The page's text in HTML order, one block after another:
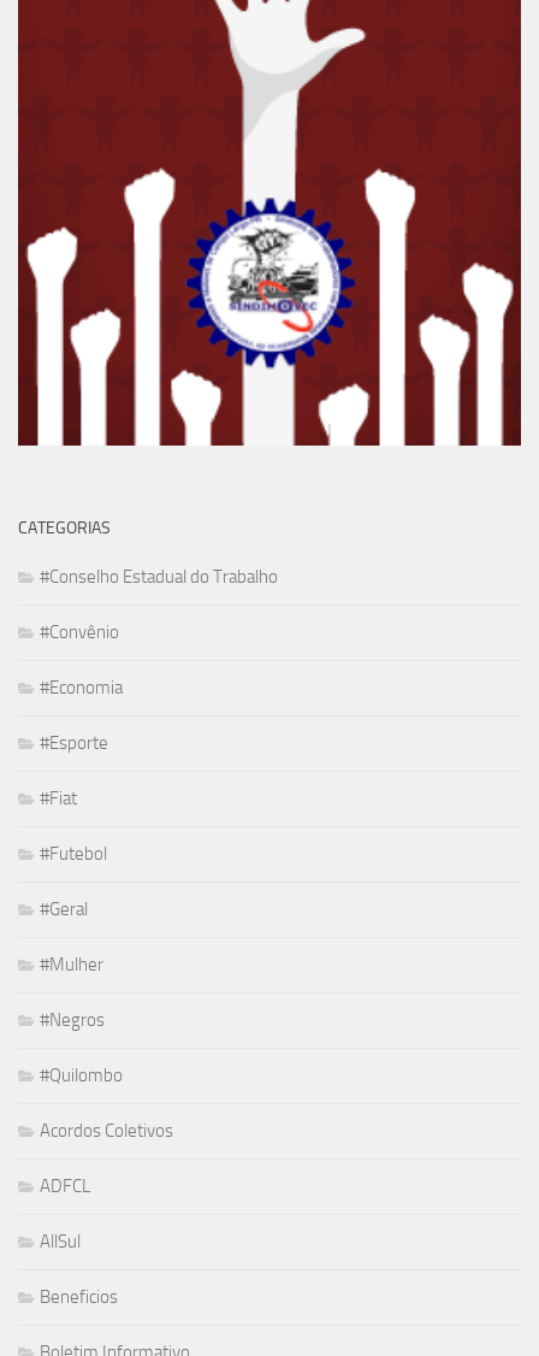
CATEGORIAS
#Conselho Estadual do Trabalho
#Convênio
#Economia
#Esporte
#Fiat
#Futebol
#Geral
#Mulher
#Negros
#Quilombo
Acordos Coletivos
ADFCL
AllSul
Beneficios